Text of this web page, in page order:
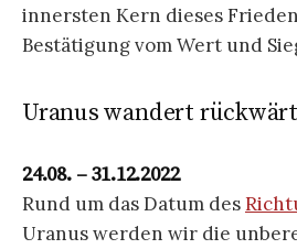
innersten Kern dieses
Bestätigung vom Wert und
Uranus wandert
24.08. – 31.12.2022
Rund um das Datum des
Uranus werden wir die